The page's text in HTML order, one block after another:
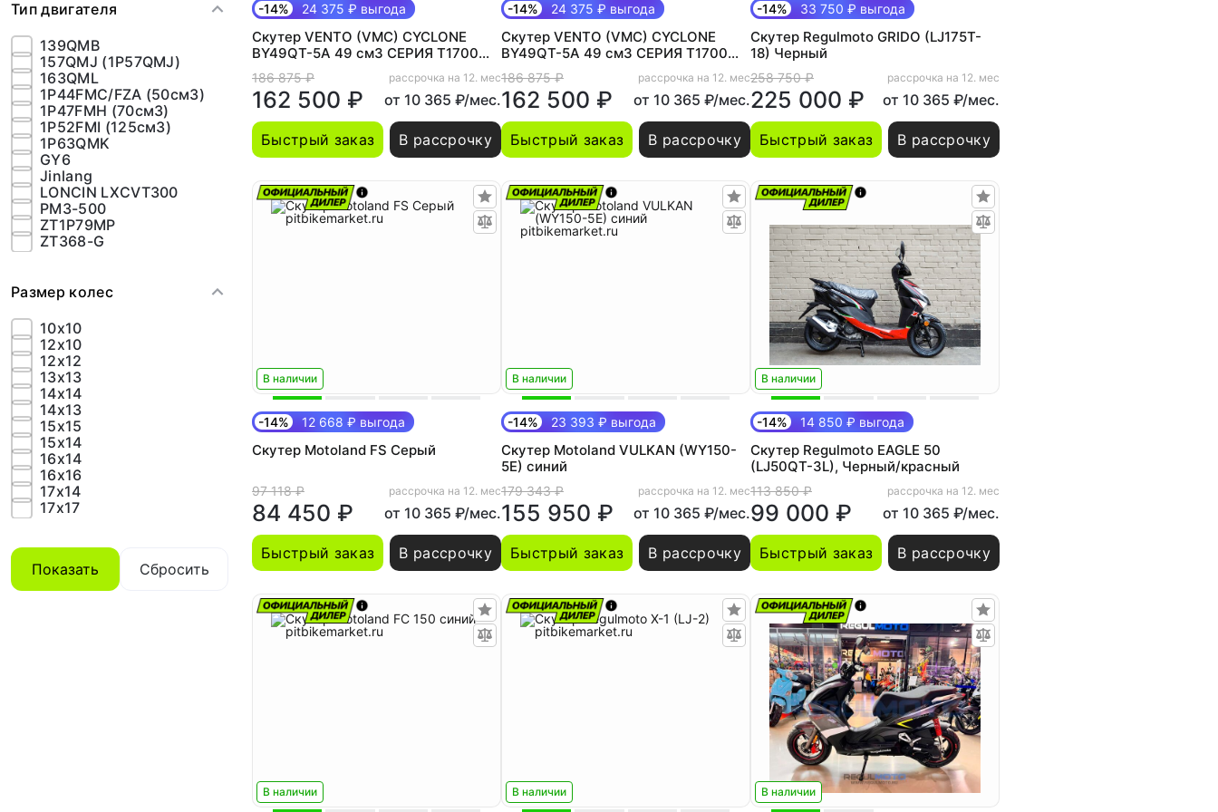
Тип двигателя
139QMB
157QMJ (1P57QMJ)
163QML
1P44FMC/FZA (50см3)
1P47FMH (70см3)
1P52FMI (125см3)
1P63QMK
GY6
Jinlang
LONCIN LXCVT300
PM3-500
ZT1P79MP
ZT368-G
Размер колес
10x10
12x10
12x12
13х13
14x14
14х13
15x15
15х14
16x14
16х16
17x14
17x17
Показать Сбросить
-14% 24 375 ₽ выгода
Скутер VENTO (VMC) CYCLONE
BY49QT-5A 49 см3 СЕРИЯ T1700
(LED панель, CBS, USB) BLACK
186 875 ₽
162 500 ₽
рассрочка на 12. мес
от 10 365 ₽/мес.
Быстрый заказ В рассрочку
-14% 24 375 ₽ выгода
Скутер VENTO (VMC) CYCLONE
BY49QT-5A 49 см3 СЕРИЯ T1700
(LED панель, CBS, USB) MATT
BLACK
186 875 ₽
162 500 ₽
рассрочка на 12. мес
от 10 365 ₽/мес.
Быстрый заказ В рассрочку
-14% 33 750 ₽ выгода
Скутер Regulmoto GRIDO (LJ175T-
18) Черный
258 750 ₽
225 000 ₽
рассрочка на 12. мес
от 10 365 ₽/мес.
Быстрый заказ В рассрочку
В наличии
-14% 12 668 ₽ выгода
Скутер Motoland FS Серый
97 118 ₽
84 450 ₽
рассрочка на 12. мес
от 10 365 ₽/мес.
Быстрый заказ В рассрочку
В наличии
-14% 23 393 ₽ выгода
Скутер Motoland VULKAN (WY150-
5E) синий
179 343 ₽
155 950 ₽
рассрочка на 12. мес
от 10 365 ₽/мес.
Быстрый заказ В рассрочку
В наличии
-14% 14 850 ₽ выгода
Скутер Regulmoto EAGLE 50
(LJ50QT-3L), Черный/красный
113 850 ₽
99 000 ₽
рассрочка на 12. мес
от 10 365 ₽/мес.
Быстрый заказ В рассрочку
В наличии В наличии В наличии